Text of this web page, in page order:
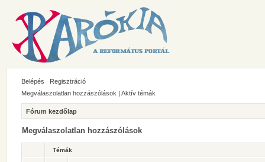
Belépés
Regisztráció
Megválaszolatlan hozzászólások | Aktív témák
Fórum kezdőlap
Megválaszolatlan hozzászólások
Témák